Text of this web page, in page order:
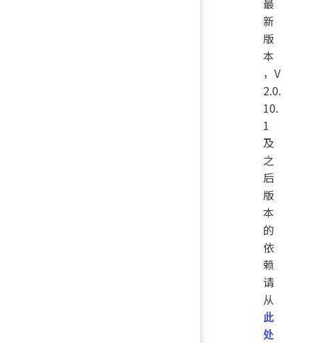
新
版
本
，V
2.0.
10.
1
及
之
后
版
本
的
依
赖
请
从
此
处